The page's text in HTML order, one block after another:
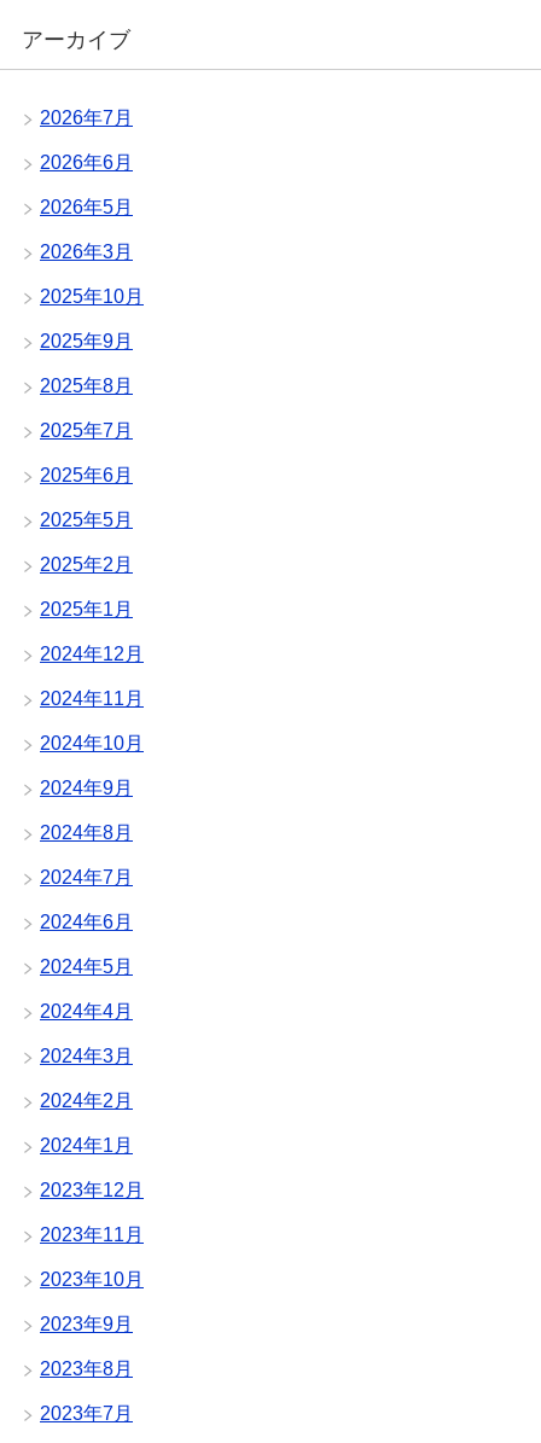
アーカイブ
2026年7月
2026年6月
2026年5月
2026年3月
2025年10月
2025年9月
2025年8月
2025年7月
2025年6月
2025年5月
2025年2月
2025年1月
2024年12月
2024年11月
2024年10月
2024年9月
2024年8月
2024年7月
2024年6月
2024年5月
2024年4月
2024年3月
2024年2月
2024年1月
2023年12月
2023年11月
2023年10月
2023年9月
2023年8月
2023年7月